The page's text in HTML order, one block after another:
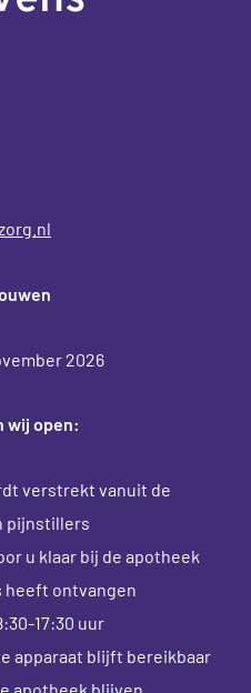
2026
wij open:
verstrekt vanuit de
pijnstillers
u klaar bij de apotheek
heeft ontvangen
17:30 uur
apparaat blijft bereikbaar